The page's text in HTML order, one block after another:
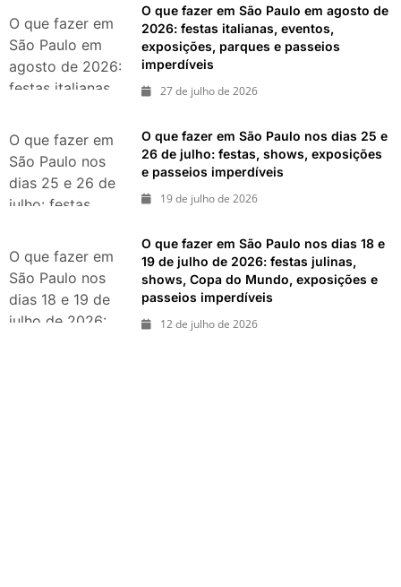
durante agosto
de 2026
O que fazer em
São Paulo em
agosto de 2026:
festas italianas,
exposições,
parques e
passeios
imperdíveis
O que fazer em São Paulo em agosto de
2026: festas italianas, eventos,
exposições, parques e passeios
imperdíveis
27 de julho de 2026
O que fazer em
São Paulo nos
dias 25 e 26 de
julho: festas,
exposições e
passeios
imperdíveis
O que fazer em São Paulo nos dias 25 e
26 de julho: festas, shows, exposições
e passeios imperdíveis
19 de julho de 2026
O que fazer em
São Paulo nos
dias 18 e 19 de
julho de 2026:
O que fazer em São Paulo nos dias 18 e
19 de julho de 2026: festas julinas,
shows, Copa do Mundo, exposições e
passeios imperdíveis
12 de julho de 2026